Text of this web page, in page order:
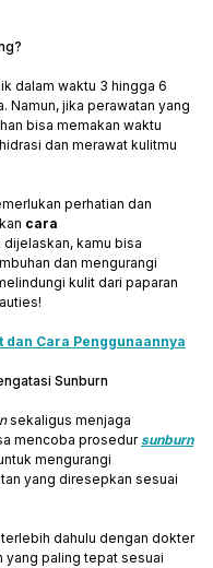
dalam waktu 3 hingga 6
Namun, jika perawatan yang
bisa memakan waktu
dan merawat kulitmu
perhatian dan
cara
dijelaskan, kamu bisa
dan mengurangi
kulit dari paparan
Cara Penggunaannya
Sunburn
sekaligus menjaga
mencoba prosedursunburn
mengurangi
yang diresepkan sesuai
dahulu dengan dokter
yang paling tepat sesuai